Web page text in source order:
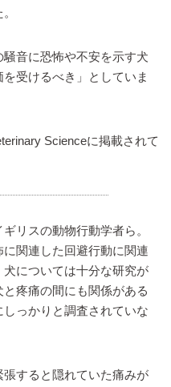
音に恐怖や不安を示す犬
受けるべき」としていま
Scienceに掲載されて
リスの動物行動学者ら。
関連した回避行動に関連
については十分な研究が
疼痛の間にも関係がある
っかりと調査されていな
すると隠れていた痛みが